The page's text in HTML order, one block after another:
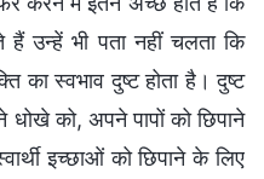
उन्हें भी पता नहीं चलता कि
स्वभाव दुष्ट होता है। दुष्ट
को, अपने पापों को छिपाने
इच्छाओं को छिपाने के लिए